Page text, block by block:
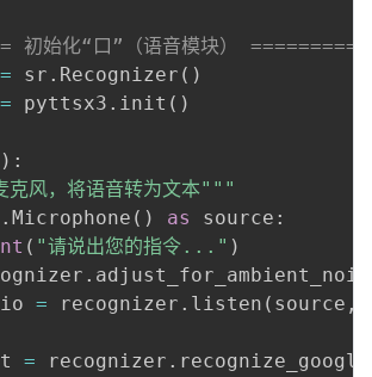
初始化“口”（语音模块） ==========
= sr . Recognizer ( )
= pyttsx3 . init ( )
) :
风，将语音转为文本"""
. Microphone ( ) as source :
( "请说出您的指令..." )
.
= recognizer . listen ( source ,
= recognizer . recognize_google